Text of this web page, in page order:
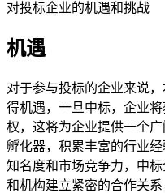
对投标企业的机遇和挑战
机遇
对于参与投标的企业来说
得机遇，一旦中标，企业
权，这将为企业提供一个
孵化器，积累丰富的行业
知名度和市场竞争力，中
和机构建立紧密的合作关